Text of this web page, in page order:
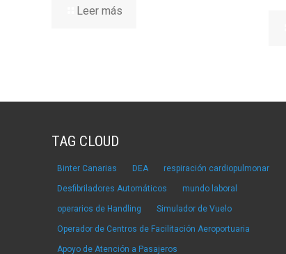
Leer más
TAG CLOUD
Binter Canarias DEA respiración cardiopulmonar
Desfibriladores Automáticos mundo laboral
operarios de Handling Simulador de Vuelo
Operador de Centros de Facilitación Aeroportuaria
Apoyo de Atención a Pasajeros